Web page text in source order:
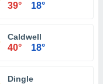
39° 18°
Caldwell
40° 18°
Dingle